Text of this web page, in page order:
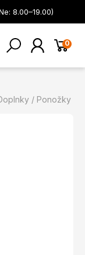
8.00–19.00)
0
Ponožky